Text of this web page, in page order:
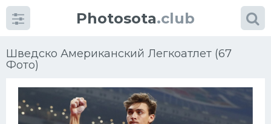
Photosota.club
Шведско Американский Легкоатлет (67
Фото)